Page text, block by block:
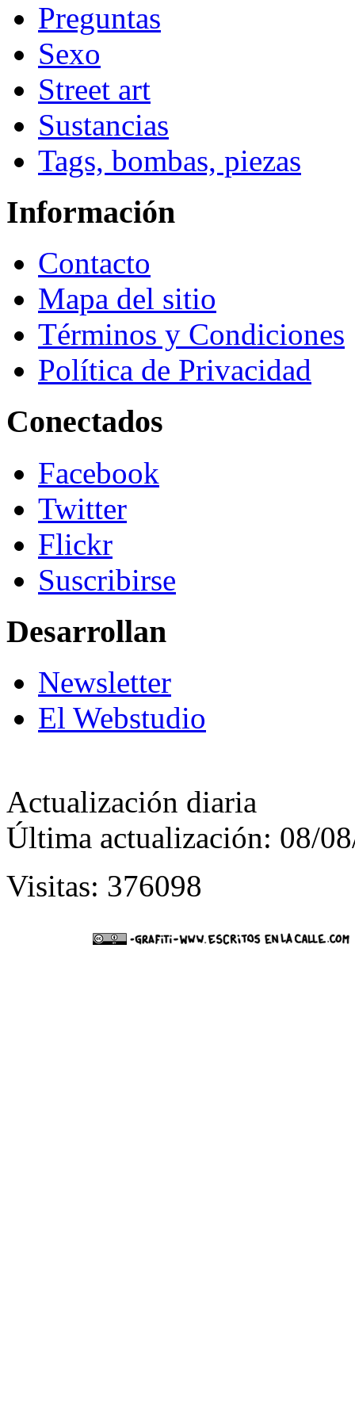
Preguntas
Sexo
Street art
Sustancias
Tags, bombas, piezas
Información
Contacto
Mapa del sitio
Términos y Condiciones
Política de Privacidad
Conectados
Facebook
Twitter
Flickr
Suscribirse
Desarrollan
Newsletter
El Webstudio
Actualización diaria
Última actualización: 08/
Visitas: 376098